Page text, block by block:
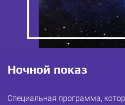
Ночной показ
Cпециальная программа,